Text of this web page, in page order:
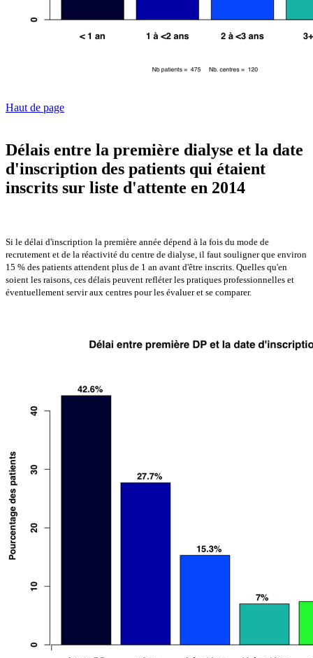
Haut de page
Délais entre la première dialyse et la date
d'inscription des patients qui étaient
inscrits sur liste d'attente en 2014
Si le délai d'inscription la première année dépend à la fois du mode de
recrutement et de la réactivité du centre de dialyse, il faut souligner que environ
15 % des patients attendent plus de 1 an avant d'être inscrits. Quelles qu'en
soient les raisons, ces délais peuvent refléter les pratiques professionnelles et
éventuellement servir aux centres pour les évaluer et se comparer.